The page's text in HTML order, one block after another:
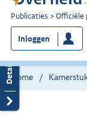
U
bent
nu
hier:
Publicaties Officiële
Inloggen
Home